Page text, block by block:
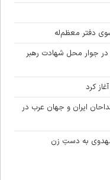
دفتر معظم‌له
در جوار محل شهادت رهبر
کرد
مداحان ایران و جهان عرب در
مهدوی به دستِ زن